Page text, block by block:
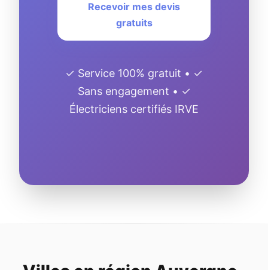
Recevoir mes devis
gratuits
✓ Service 100% gratuit • ✓
Sans engagement • ✓
Électriciens certifiés IRVE